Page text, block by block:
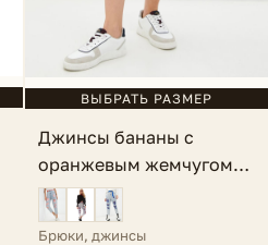
ВЫБРАТЬ РАЗМЕР
Джинсы бананы с
оранжевым жемчугом
голубые Perla
Брюки, джинсы